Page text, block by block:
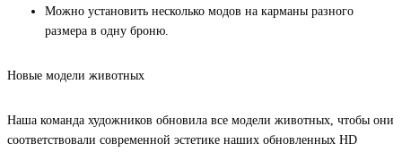
Можно установить несколько модов на карманы разного
размера в одну броню.
Новые модели животных
Наша команда художников обновила все модели животных, чтобы они
соответствовали современной эстетике наших обновленных HD